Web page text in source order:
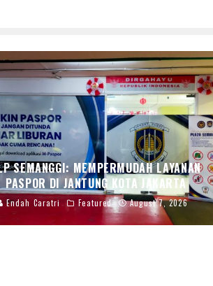
SEMANGGI: MEMPERMUDAH LAYANAN
PASPOR DI JANTUNG KOTA JAKARTA
Endah Caratri Featured August 7, 2026